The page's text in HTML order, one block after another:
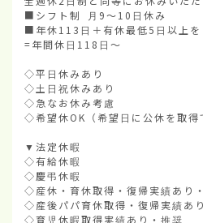
■シフト制 月9～10日休み
■年休113日＋有休最低5日以上を
=年間休日118日～
◇平日休みあり
◇土日祝休みあり
◇急なお休み考慮
◇希望休OK（希望日に公休を取得
▼法定休暇
◇有給休暇
◇慶弔休暇
◇産休・育休取得・復帰実績あり
◇産後パパ育休取得・復帰実績あ
◇育児休暇取得実績あり・推奨